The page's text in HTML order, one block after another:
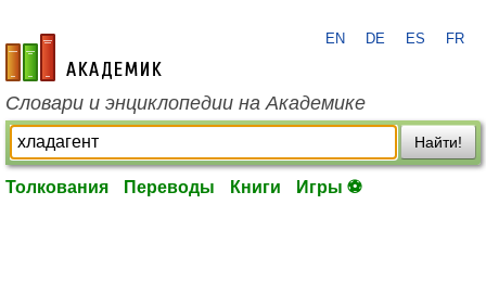
academic.ru
EN DE ES FR
Словари и энциклопедии на Академике
Найти!
Толкования Переводы Книги Игры ⚽